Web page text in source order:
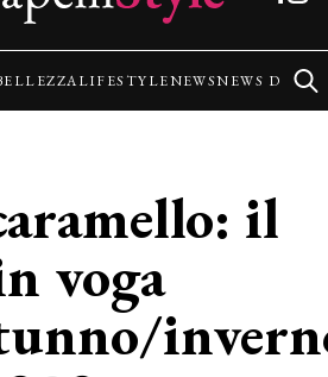
LIFESTYLENEWSNEWS
il
voga